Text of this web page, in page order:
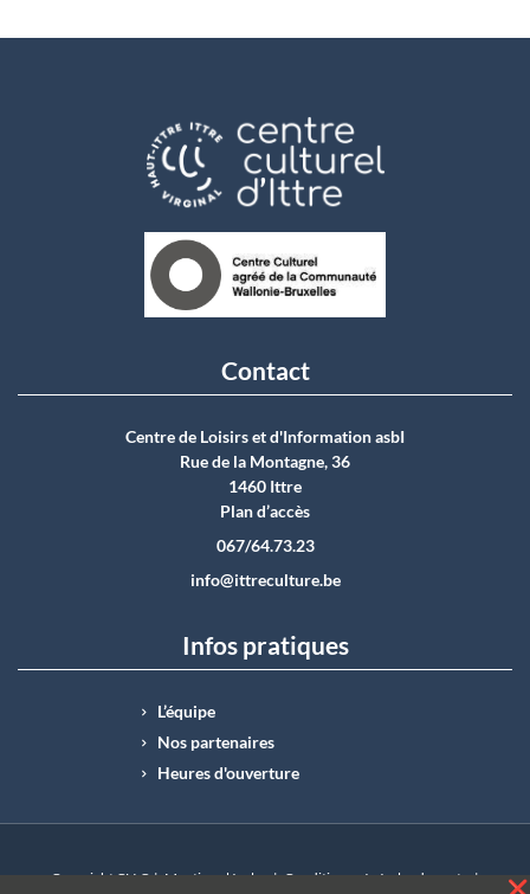
Contact
Centre de Loisirs et d'Information asbI
Rue de la Montagne, 36
1460 Ittre
Plan d’accès
067/64.73.23
info@ittreculture.be
Infos pratiques
L’équipe
Nos partenaires
Heures d'ouverture
Copyright CLI © | Mentions légales | Conditions générales de vente |